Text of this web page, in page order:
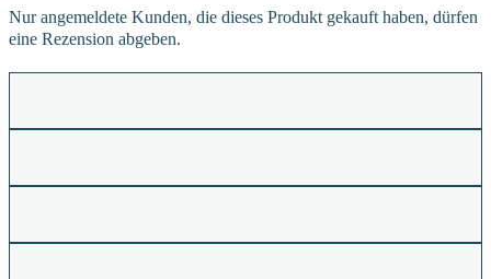
Nur angemeldete Kunden, die dieses Produkt gekauft haben, dürfen
eine Rezension abgeben.